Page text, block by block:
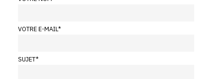
VOTRE E-MAIL*
SUJET*